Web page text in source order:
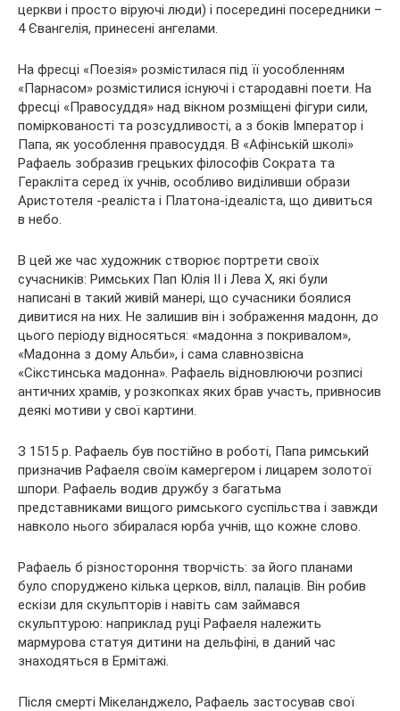
церкви і просто віруючі люди) і посередині посередники –
4 Євангелія, принесені ангелами.
На фресці «Поезія» розмістилася під її уособленням
«Парнасом» розмістилися існуючі і стародавні поети. На
фресці «Правосуддя» над вікном розміщені фігури сили,
поміркованості та розсудливості, а з боків Імператор і
Папа, як уособлення правосуддя. В «Афінській школі»
Рафаель зобразив грецьких філософів Сократа та
Геракліта серед їх учнів, особливо виділивши образи
Аристотеля -реаліста і Платона-ідеаліста, що дивиться
в небо.
В цей же час художник створює портрети своїх
сучасників: Римських Пап Юлія II і Лева Х, які були
написані в такий живій манері, що сучасники боялися
дивитися на них. Не залишив він і зображення мадонн, до
цього періоду відносяться: «мадонна з покривалом»,
«Мадонна з дому Альби», і сама славнозвісна
«Сікстинська мадонна». Рафаель відновлюючи розписі
античних храмів, у розкопках яких брав участь, привносив
деякі мотиви у свої картини.
З 1515 р. Рафаель був постійно в роботі, Папа римський
призначив Рафаеля своїм камергером і лицарем золотої
шпори. Рафаель водив дружбу з багатьма
представниками вищого римського суспільства і завжди
навколо нього збиралася юрба учнів, що кожне слово.
Рафаель б різностороння творчість: за його планами
було споруджено кілька церков, вілл, палаців. Він робив
ескізи для скульпторів і навіть сам займався
скульптурою: наприклад руці Рафаеля належить
мармурова статуя дитини на дельфіні, в даний час
знаходяться в Ермітажі.
Після смерті Мікеланджело, Рафаель застосував свої